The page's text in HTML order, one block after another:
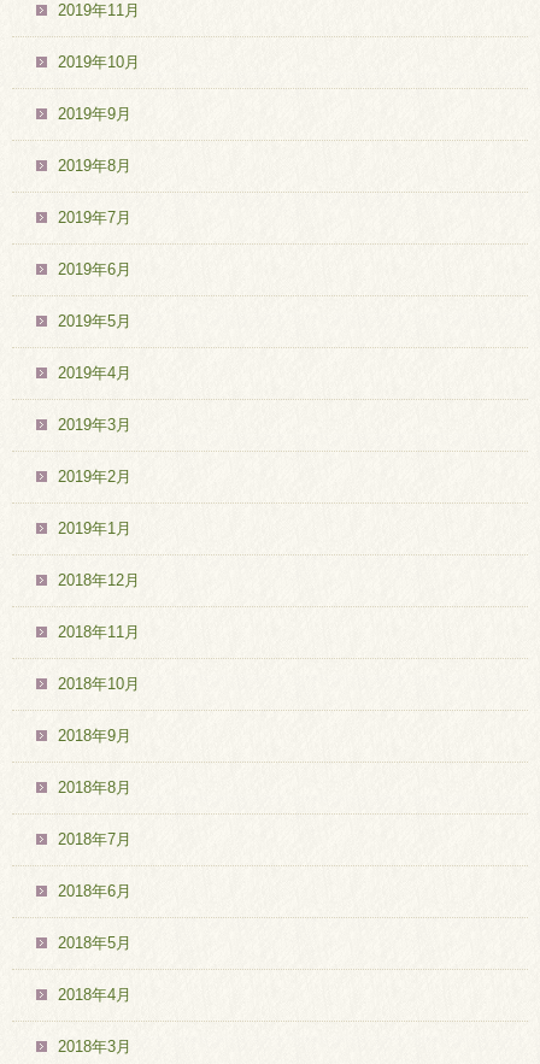
2019年11月
2019年10月
2019年9月
2019年8月
2019年7月
2019年6月
2019年5月
2019年4月
2019年3月
2019年2月
2019年1月
2018年12月
2018年11月
2018年10月
2018年9月
2018年8月
2018年7月
2018年6月
2018年5月
2018年4月
2018年3月